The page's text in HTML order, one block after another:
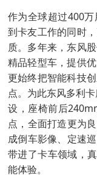
作为全球超过400
到卡友工作的同时
质。多年来，东风
精品轻型车，提供
更始终把智能科技
点。为此东风多利
设，座椅前后
点，全面打造更为
成倒车影像、定速
带进了卡车领域，
能体验。